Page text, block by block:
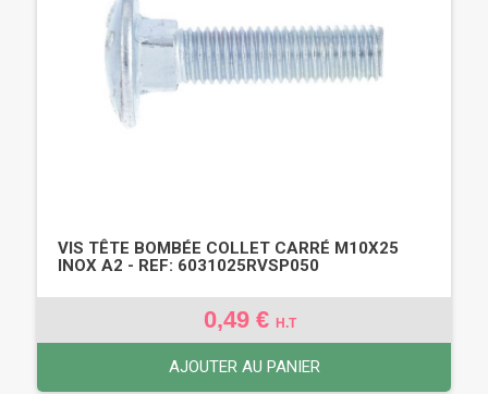
VIS TÊTE BOMBÉE COLLET CARRÉ M10X25
INOX A2 - REF: 6031025RVSP050
0,49 € H.T
AJOUTER AU PANIER